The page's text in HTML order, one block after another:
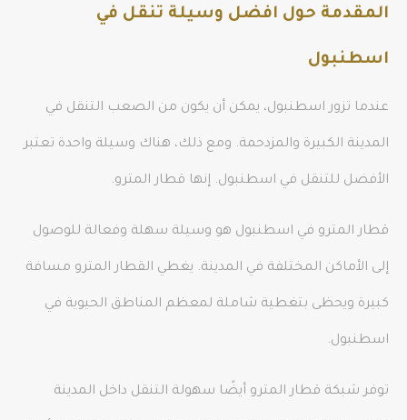
المقدمة حول افضل وسيلة تنقل في
اسطنبول
عندما تزور اسطنبول، يمكن أن يكون من الصعب التنقل في
المدينة الكبيرة والمزدحمة. ومع ذلك، هناك وسيلة واحدة تعتبر
الأفضل للتنقل في اسطنبول. إنها قطار المترو.
قطار المترو في اسطنبول هو وسيلة سهلة وفعالة للوصول
إلى الأماكن المختلفة في المدينة. يغطي القطار المترو مسافة
كبيرة ويحظى بتغطية شاملة لمعظم المناطق الحيوية في
اسطنبول.
توفر شبكة قطار المترو أيضًا سهولة التنقل داخل المدينة